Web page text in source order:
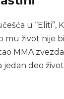
u “Eliti”,
mu život nije
MMA
jedan deo